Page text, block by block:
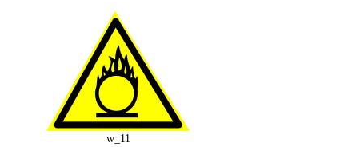
w_11